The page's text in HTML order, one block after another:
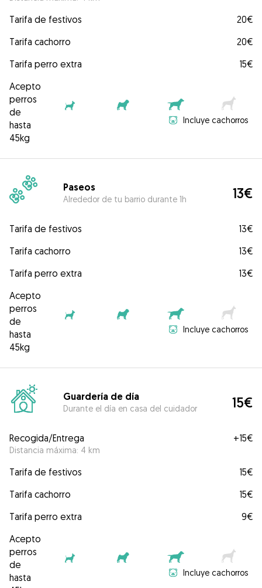
Tarifa de festivos
20€
Tarifa cachorro
20€
Tarifa perro extra
15€
Acepto
perros
de
hasta
45kg
Incluye cachorros
Paseos
Alrededor de tu barrio durante 1h 13€
Tarifa de festivos
13€
Tarifa cachorro
13€
Tarifa perro extra
13€
Acepto
perros
de
hasta
45kg
Incluye cachorros
Guardería de día
Durante el día en casa del cuidador 15€
Recogida/Entrega
Distancia máxima: 4 km
+15€
Tarifa de festivos
15€
Tarifa cachorro
15€
Tarifa perro extra
9€
Acepto
perros
de
hasta
Incluye cachorros